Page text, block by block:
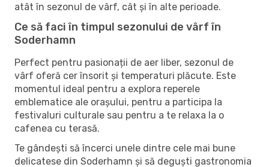
atât în ​​sezonul de vârf, cât și în alte perioade.
Ce să faci în timpul sezonului de vârf în
Soderhamn
Perfect pentru pasionații de aer liber, sezonul de
vârf oferă cer însorit și temperaturi plăcute. Este
momentul ideal pentru a explora reperele
emblematice ale orașului, pentru a participa la
festivaluri culturale sau pentru a te relaxa la o
cafenea cu terasă.
Te gândești să încerci unele dintre cele mai bune
delicatese din Soderhamn și să deguști gastronomia